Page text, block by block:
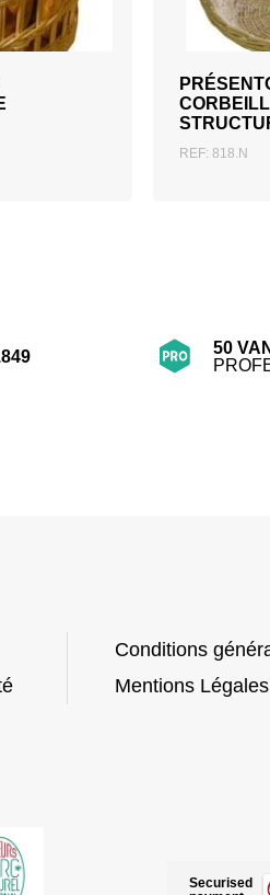
DEVIS
REF: 818.N
50
Conditions
Mentions Légales
Securised